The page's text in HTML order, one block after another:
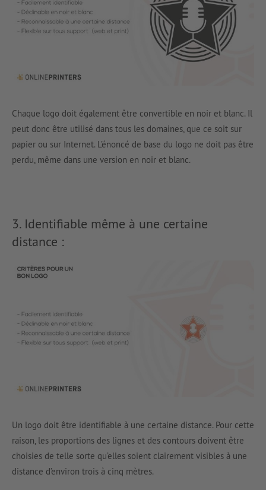
Chaque logo doit également être convertible en noir et blanc. Il
peut donc être utilisé dans tous les domaines, que ce soit sur
papier ou sur Internet. L’énoncé de base du logo ne doit pas être
perdu, même dans une version en noir et blanc.
3. Identifiable même à une certaine
distance :
Un logo doit être identifiable à une certaine distance. Pour cette
raison, les proportions des lignes et des contours doivent être
choisies de telle sorte qu’elles soient clairement visibles à une
distance d’environ trois à cinq mètres.